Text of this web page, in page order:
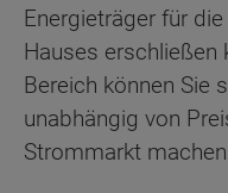
Energieträger für
Hauses erschließen
Bereich können Sie
unabhängig von
Strommarkt